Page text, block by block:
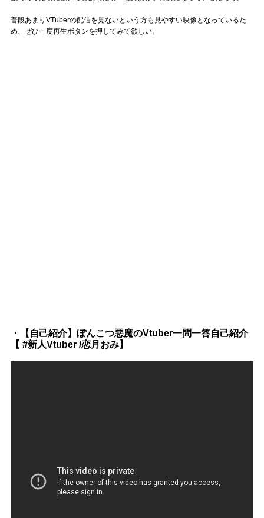
普段あまりVTuberの配信を見ないという方も見やすい映像となっているた
め、ぜひ一度再生ボタンを押してみて欲しい。
・【自己紹介】ぽんこつ悪魔のVtuber一問一答自己紹介
【 #新人Vtuber /恋月おみ】